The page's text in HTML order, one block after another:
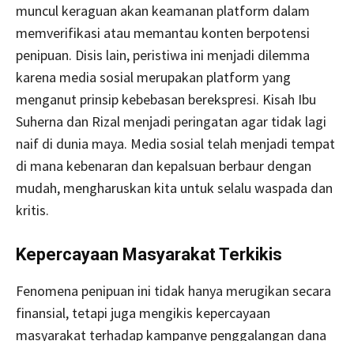
muncul keraguan akan keamanan platform dalam
memverifikasi atau memantau konten berpotensi
penipuan. Disis lain, peristiwa ini menjadi dilemma
karena media sosial merupakan platform yang
menganut prinsip kebebasan berekspresi. Kisah Ibu
Suherna dan Rizal menjadi peringatan agar tidak lagi
naif di dunia maya. Media sosial telah menjadi tempat
di mana kebenaran dan kepalsuan berbaur dengan
mudah, mengharuskan kita untuk selalu waspada dan
kritis.
Kepercayaan Masyarakat Terkikis
Fenomena penipuan ini tidak hanya merugikan secara
finansial, tetapi juga mengikis kepercayaan
masyarakat terhadap kampanye penggalangan dana